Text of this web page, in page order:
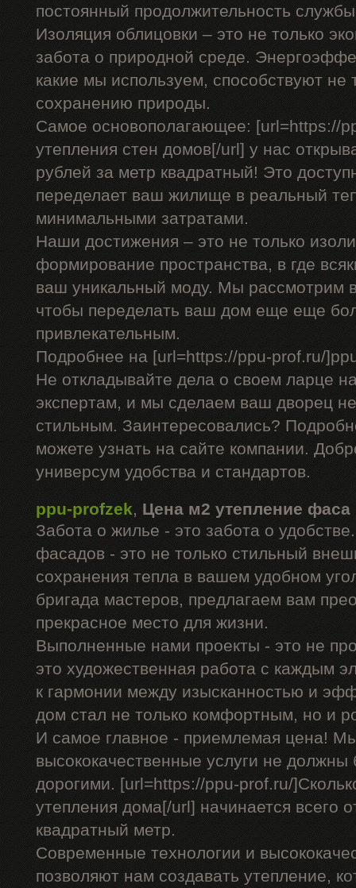
постоянный продолжительность
Изоляция облицовки – это не только
забота о природной среде.
какие мы используем, способствуют не
сохранению природы.
Самое основополагающее: [url=https://
утепления стен домов[/url] у нас
рублей за метр квадратный! Это
переделает ваш жилище в реальный
минимальными затратами.
Наши достижения – это не только
формирование пространства, в где
ваш уникальный моду. Мы рассмотрим
чтобы переделать ваш дом еще еще
привлекательным.
Подробнее на [url=https://ppu-prof.ru/
Не откладывайте дела о своем ларце
экспертам, и мы сделаем ваш дворец
стильным. Заинтересовались?
можете узнать на сайте компании.
универсум удобства и стандартов.
ppu-profzek,Цена м2 утепление фаса
Забота о жилье - это забота о
фасадов - это не только стильный
сохранения тепла в вашем удобном
бригада мастеров, предлагаем вам
прекрасное место для жизни.
Выполненные нами проекты - это не
это художественная работа с каждым
к гармонии между изысканностью и
дом стал не только комфортным, но и
И самое главное - приемлемая цена!
высококачественные услуги не
дорогими. [url=https://ppu-prof.ru/
утепления дома[/url] начинается всего
квадратный метр.
Современные технологии и
позволяют нам создавать утепление,